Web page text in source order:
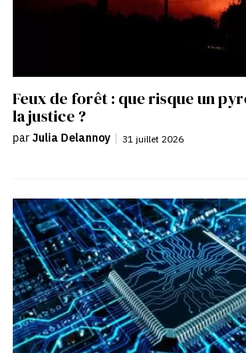
Feux de forêt : que risque un
la justice ?
par Julia Delannoy | 31 juillet 2026